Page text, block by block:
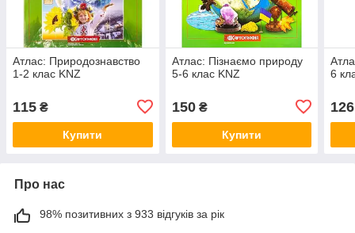
Атлас: Природознавство
1-2 клас KNZ
115 ₴
Купити
Атлас: Пізнаємо природу
5-6 клас KNZ
150₴
Купити
6
126
Про нас
98% позитивних з 933 відгуків за рік